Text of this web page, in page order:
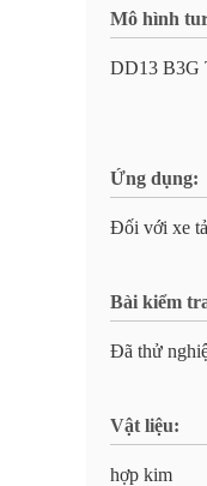
Mô hình
DD13 B3G
Ứng dụng:
Đối với xe
Bài kiểm
Đã thử
Vật liệu:
hợp kim